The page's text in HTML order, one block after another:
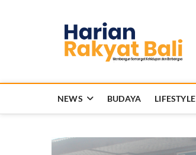
NEWS BUDAYA LIFESTYLE